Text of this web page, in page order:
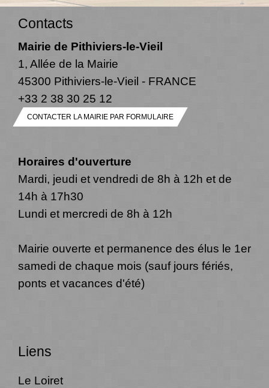
Contacts
Mairie de Pithiviers-le-Vieil
1, Allée de la Mairie
45300 Pithiviers-le-Vieil - FRANCE
+33 2 38 30 25 12
CONTACTER LA MAIRIE PAR FORMULAIRE
Horaires d'ouverture
Mardi, jeudi et vendredi de 8h à 12h et de
14h à 17h30
Lundi et mercredi de 8h à 12h
Mairie ouverte et permanence des élus le 1er
samedi de chaque mois (sauf jours fériés,
ponts et vacances d'été)
Liens
Le Loiret